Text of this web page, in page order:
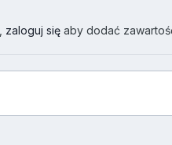
zaloguj sięaby dodać